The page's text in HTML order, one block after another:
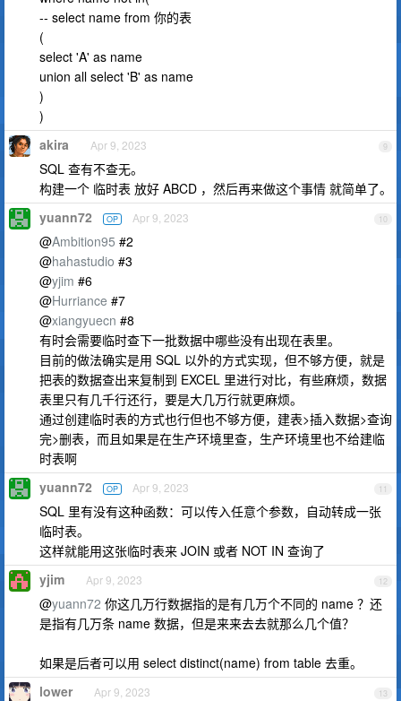
-- select name from 你的表
(
select 'A' as name
union all select 'B' as name
)
)
9
akira Apr 9, 2023
SQL 查有不查无。
构建一个 临时表 放好 ABCD ，然后再来做这个事情 就简单了。
10
yuann72 OP Apr 9, 2023
@Ambition95 #2
@hahastudio #3
@yjim #6
@Hurriance #7
@xiangyuecn #8
有时会需要临时查下一批数据中哪些没有出现在表里。
目前的做法确实是用 SQL 以外的方式实现，但不够方便，就是
把表的数据查出来复制到 EXCEL 里进行对比，有些麻烦，数据
表里只有几千行还行，要是大几万行就更麻烦。
通过创建临时表的方式也行但也不够方便，建表>插入数据>查询
完>删表，而且如果是在生产环境里查，生产环境里也不给建临
时表啊
11
yuann72 OP Apr 9, 2023
SQL 里有没有这种函数：可以传入任意个参数，自动转成一张
临时表。
这样就能用这张临时表来 JOIN 或者 NOT IN 查询了
12
yjim Apr 9, 2023
@yuann72 你这几万行数据指的是有几万个不同的 name ？还
是指有几万条 name 数据，但是来来去去就那么几个值？
如果是后者可以用 select distinct(name) from table 去重。
13
lower Apr 9, 2023